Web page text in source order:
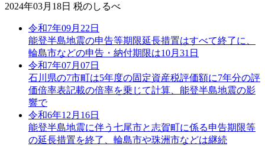
2024年03月18日 税のしるべ
令和7年09月22日
能登半島地震の申告等期限延長措置はすべて終了に、
輪島市などの申告・納付期限は10月31日
令和7年07月07日
石川県の7市町は5年度の固定資産税評価額に7年分の評
価倍率表記載の倍率を乗じて計算、能登半島地震の影
響で
令和6年12月16日
能登半島地震に伴う七尾市と志賀町に係る申告期限等
の延長措置を終了、輪島市や珠洲市などは継続